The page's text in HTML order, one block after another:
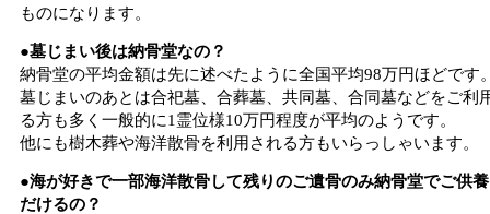
ものになります。
●墓じまい後は納骨堂なの？
納骨堂の平均金額は先に述べたように全国平均98万円ほどです
墓じまいのあとは合祀墓、合葬墓、共同墓、合同墓などをご利
る方も多く一般的に1霊位様10万円程度が平均のようです。
他にも樹木葬や海洋散骨を利用される方もいらっしゃいます。
●海が好きで一部海洋散骨して残りのご遺骨のみ納骨堂でご供
だけるの？